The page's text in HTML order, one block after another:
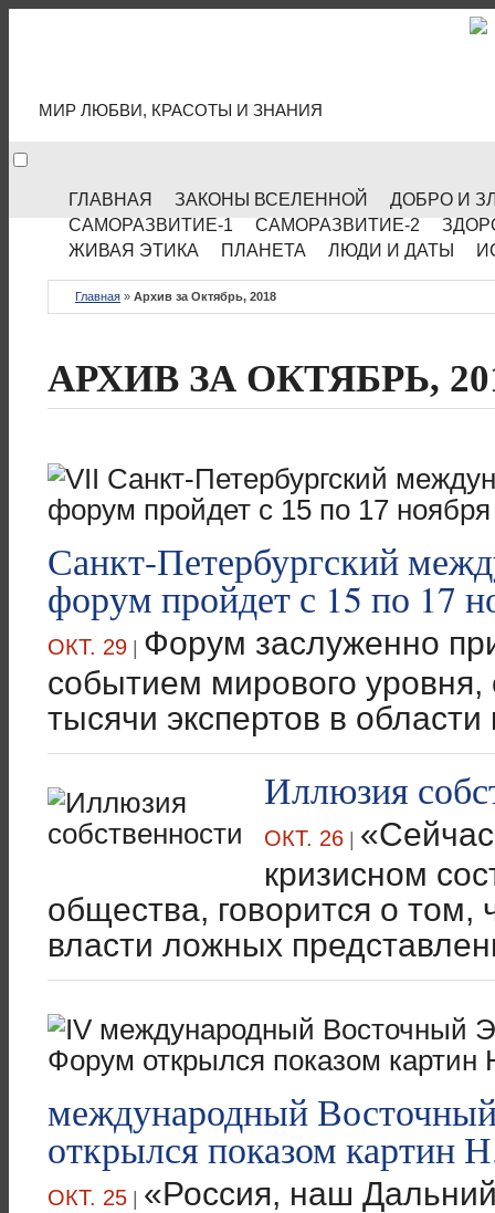
МИР ЛЮБВИ, КРАСОТЫ И ЗНАНИЯ
ГЛАВНАЯ ЗАКОНЫ ВСЕЛЕННОЙ
ДОБРО И
САМОРАЗВИТИЕ-1
САМОРАЗВИТИЕ-2
ЖИВАЯ ЭТИКА
ПЛАНЕТА ЛЮДИ И ДАТЫ
Главная » Архив за Октябрь, 2018
АРХИВ ЗА ОКТЯБРЬ,
Санкт-Петербургский
форум пройдет с 15 по 17
ОКТ. 29 | Форум заслуженно
событием мирового
тысячи экспертов в
Иллюзия
ОКТ. 26 |
кризисном
общества, говорится о том,
власти ложных
международный
открылся показом картин
ОКТ. 25 | «Россия, наш